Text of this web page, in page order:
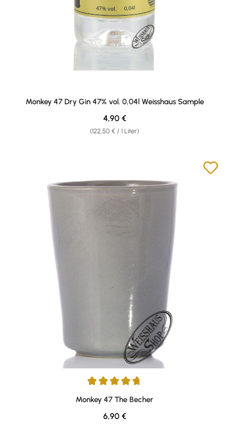
Monkey 47 Dry Gin 47% vol. 0,04l Weisshaus Sample
(122,50 € / 1 Liter)
Regulärer Preis:
4,90 €
Durchschnittliche Bewertung von 4.72 von 5 Sternen
Monkey 47 The Becher
Regulärer Preis:
6,90 €